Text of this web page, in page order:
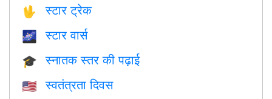
🖖 स्टार ट्रेक
🌌 स्टार वार्स
🎓 स्नातक स्तर की पढ़ाई
🇺🇸 स्वतंत्रता दिवस